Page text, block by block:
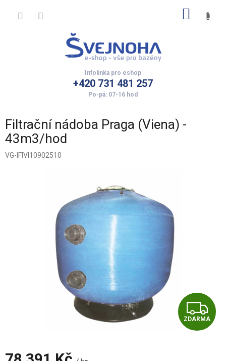
+420 731 481 257
Filtrační nádoba Praga (Viena) -
43m3/hod
VG-IFIVI10902510
Z
D
ZDARMA